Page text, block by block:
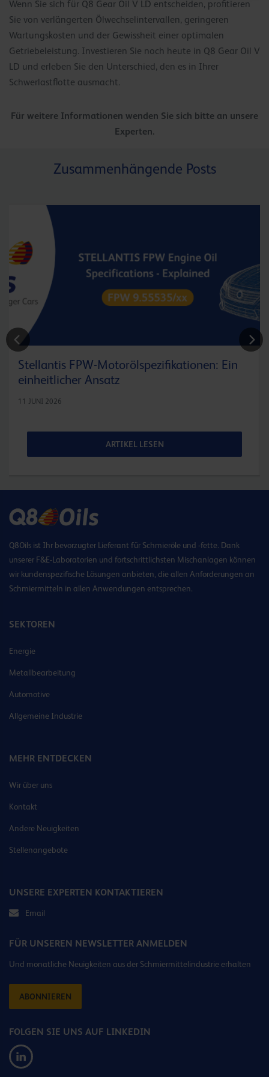
Wenn Sie sich für Q8 Gear Oil V LD entscheiden, profitieren
Sie von verlängerten Ölwechselintervallen, geringeren
Wartungskosten und der Gewissheit einer optimalen
Getriebeleistung. Investieren Sie noch heute in Q8 Gear Oil V
LD und erleben Sie den Unterschied, den es in Ihrer
Schwerlastflotte ausmacht.
Für weitere Informationen wenden Sie sich bitte an unsere
Experten.
Zusammenhängende Posts
Stellantis FPW-Motorölspezifikationen: Ein
einheitlicher Ansatz
11 JUNI 2026
ARTIKEL LESEN
Q8Oils ist Ihr bevorzugter Lieferant für Schmieröle und -fette. Dank
unserer F&E-Laboratorien und fortschrittlichsten Mischanlagen können
wir kundenspezifische Lösungen anbieten, die allen Anforderungen an
Schmiermitteln in allen Anwendungen entsprechen.
SEKTOREN
Energie
Metallbearbeitung
Automotive
Allgemeine Industrie
MEHR ENTDECKEN
Wir über uns
Kontakt
Andere Neuigkeiten
Stellenangebote
UNSERE EXPERTEN KONTAKTIEREN
Email
FÜR UNSEREN NEWSLETTER ANMELDEN
Und monatliche Neuigkeiten aus der Schmiermittelindustrie erhalten
ABONNIEREN
FOLGEN SIE UNS AUF LINKEDIN